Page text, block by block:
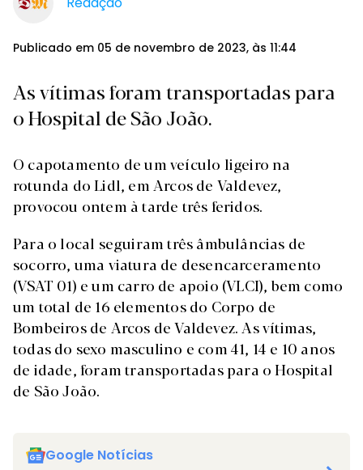
Publicado em 05 de novembro de 2023, às 11:44
As vítimas foram transportadas para
o Hospital de São João.
O capotamento de um veículo ligeiro na
rotunda do Lidl, em Arcos de Valdevez,
provocou ontem à tarde três feridos.
Para o local seguiram três âmbulâncias de
socorro, uma viatura de desencarceramento
(VSAT 01) e um carro de apoio (VLCI), bem como
um total de 16 elementos do Corpo de
Bombeiros de Arcos de Valdevez. As vítimas,
todas do sexo masculino e com 41, 14 e 10 anos
de idade, foram transportadas para o Hospital
de São João.
Google Notícias